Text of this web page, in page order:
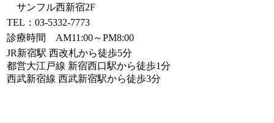
サンフル西新宿2F
TEL：03-5332-7773
診療時間 AM11:00～PM8:00
JR新宿駅 西改札から徒歩5分
都営大江戸線 新宿西口駅から徒歩1分
西武新宿線 西武新宿駅から徒歩3分